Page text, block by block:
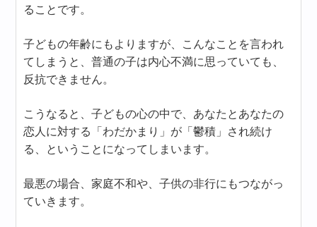
ることです。
子どもの年齢にもよりますが、こんなことを言われ
てしまうと、普通の子は内心不満に思っていても、
反抗できません。
こうなると、子どもの心の中で、あなたとあなたの
恋人に対する「わだかまり」が「鬱積」され続け
る、ということになってしまいます。
最悪の場合、家庭不和や、子供の非行にもつながっ
ていきます。